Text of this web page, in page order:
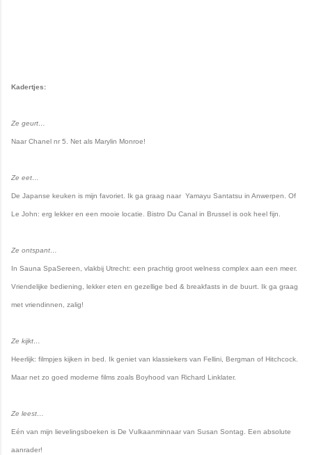
Kadertjes:
Ze geurt…
Naar Chanel nr 5. Net als Marylin Monroe!
Ze eet…
De Japanse keuken is mijn favoriet. Ik ga graag naar Yamayu Santatsu in Anwerpen. Of
Le John: erg lekker en een mooie locatie. Bistro Du Canal in Brussel is ook heel fijn.
Ze ontspant…
In Sauna SpaSereen, vlakbij Utrecht: een prachtig groot welness complex aan een meer.
Vriendelijke bediening, lekker eten en gezellige bed & breakfasts in de buurt. Ik ga graag
met vriendinnen, zalig!
Ze kijkt…
Heerlijk: filmpjes kijken in bed. Ik geniet van klassiekers van Fellini, Bergman of Hitchcock.
Maar net zo goed moderne films zoals Boyhood van Richard Linklater.
Ze leest…
Eén van mijn lievelingsboeken is De Vulkaanminnaar van Susan Sontag. Een absolute
aanrader!